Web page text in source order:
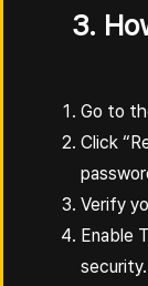
3.
Go to
Click
Verify
Enable
security.